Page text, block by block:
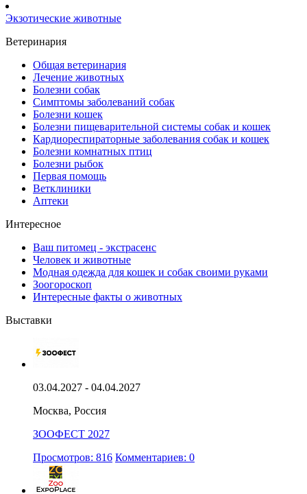
Экзотические животные
Ветеринария
Общая ветеринария
Лечение животных
Болезни собак
Симптомы заболеваний собак
Болезни кошек
Болезни пищеварительной системы собак и кошек
Кардиореспираторные заболевания собак и кошек
Болезни комнатных птиц
Болезни рыбок
Первая помощь
Ветклиники
Аптеки
Интересное
Ваш питомец - экстрасенс
Человек и животные
Модная одежда для кошек и собак своими руками
Зоогороскоп
Интересные факты о животных
Выставки
03.04.2027 - 04.04.2027
Москва, Россия
ЗООФЕСТ 2027
Просмотров: 816 Комментариев: 0